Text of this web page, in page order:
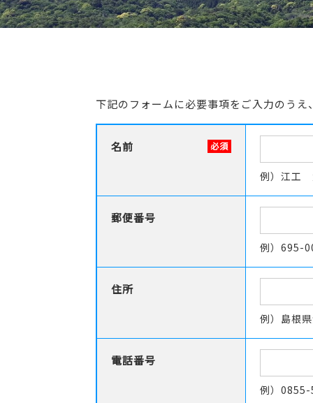
下記のフォームに必要事項をご入力のう
名前 必須
例）江工
郵便番号
例）695-
住所
例）島根
電話番号
例）